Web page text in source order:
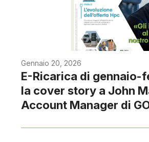
Gennaio 20, 2026
E-Ricarica di gennaio-
la cover story a John
Account Manager di